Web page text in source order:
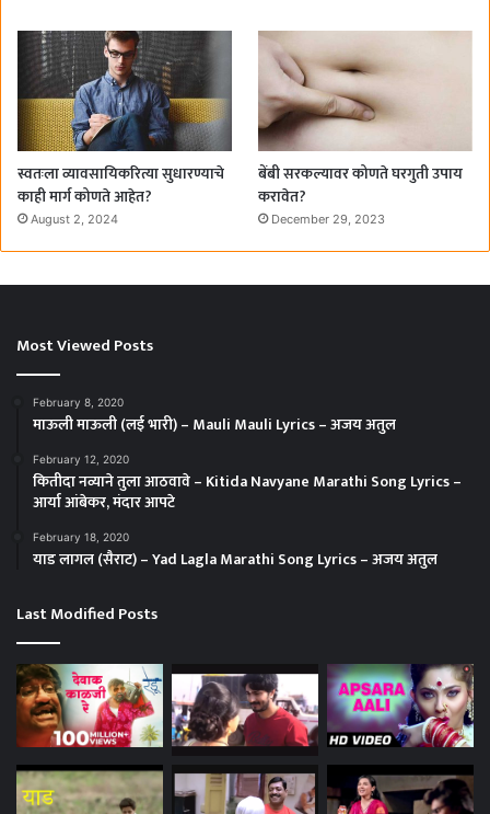
स्वतःला व्यावसायिकरित्या सुधारण्याचे
काही मार्ग कोणते आहेत?
August 2, 2024
बेंबी सरकल्यावर कोणते घरगुती उपाय
करावेत?
December 29, 2023
Most Viewed Posts
February 8, 2020
माऊली माऊली (लई भारी) – Mauli Mauli Lyrics – अजय अतुल
February 12, 2020
कितीदा नव्याने तुला आठवावे – Kitida Navyane Marathi Song Lyrics –
आर्या आंबेकर, मंदार आपटे
February 18, 2020
याड लागल (सैराट) – Yad Lagla Marathi Song Lyrics – अजय अतुल
Last Modified Posts